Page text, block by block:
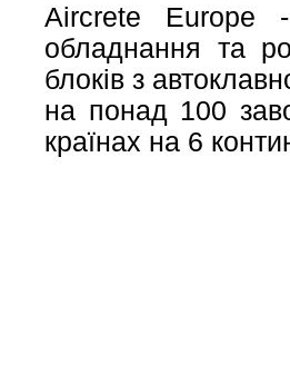
Aircrete Europe
обладнання та
блоків з
на понад 100
країнах на 6